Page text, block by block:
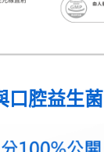
口腔益生菌